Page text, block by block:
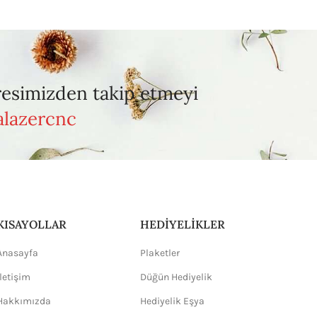
takip etmeyi
HEDİYELİKLER
Plaketler
Düğün Hediyelik
Hediyelik Eşya